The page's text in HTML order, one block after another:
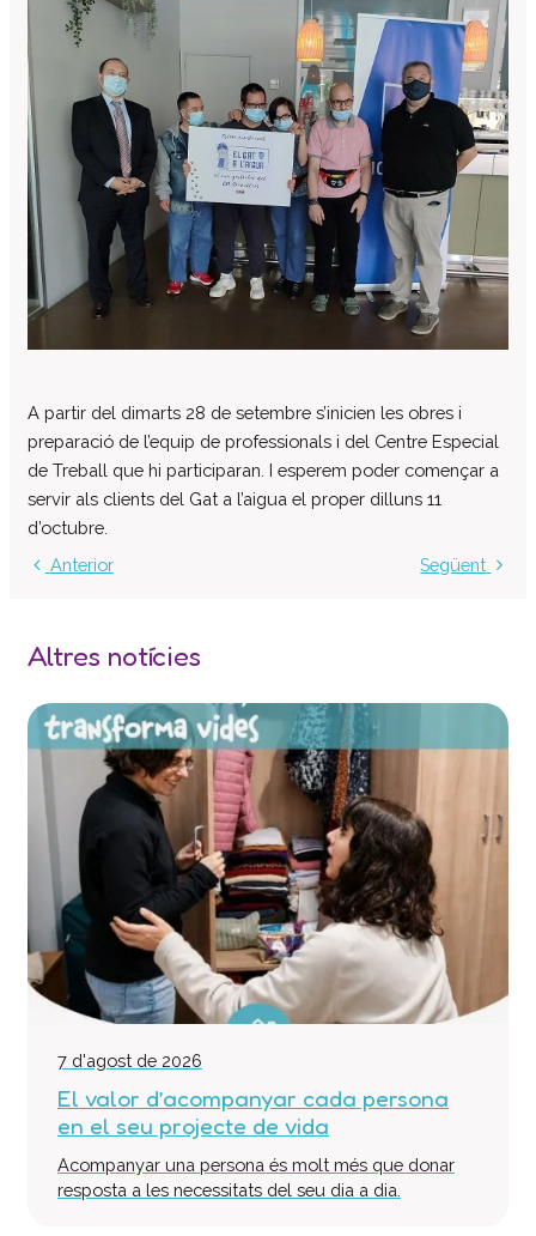
Serveis Generals
Pràctiques i inserció laboral
Assessorament LGD i RSC
Equip multidisciplinari de suport
Col·labora
Voluntaris
Donacions
Projectes
A partir del dimarts 28 de setembre s’inicien les obres i
preparació de l’equip de professionals i del Centre Especial
de Treball que hi participaran. I esperem poder començar a
servir als clients del Gat a l’aigua el proper dilluns 11
d’octubre.
Anterior
Següent
Altres notícies
7 d'agost de 2026
El valor d’acompanyar cada persona
en el seu projecte de vida
Acompanyar una persona és molt més que donar
resposta a les necessitats del seu dia a dia.